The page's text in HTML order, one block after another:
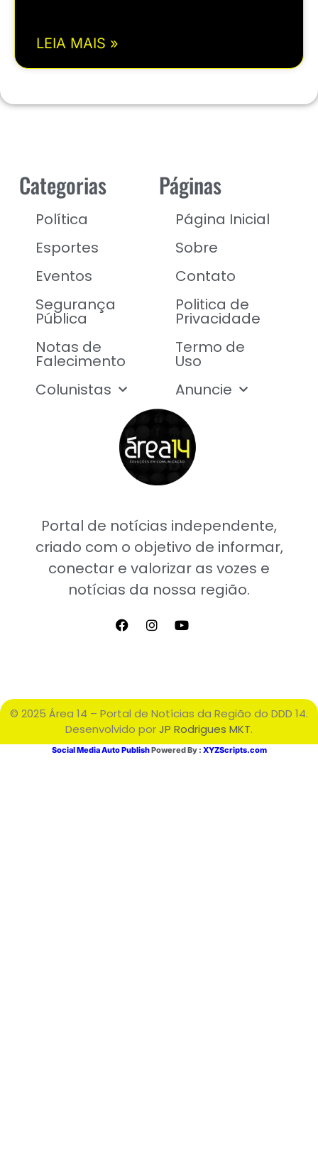
LEIA MAIS »
Portal de notícias independente,
criado com o objetivo de informar,
conectar e valorizar as vozes e
notícias da nossa região.
Categorias
Política
Esportes
Eventos
Segurança
Pública
Notas de
Falecimento
Colunistas
Páginas
Página Inicial
Sobre
Contato
Politica de
Privacidade
Termo de
Uso
Anuncie
© 2025 Área 14 – Portal de Notícias da Região do DDD 14.
Desenvolvido porJP Rodrigues MKT.
Social Media Auto PublishPowered By : XYZScripts.com